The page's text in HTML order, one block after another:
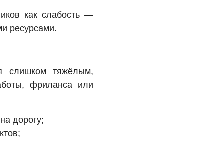
как слабость —
ресурсами.
слишком тяжёлым,
фриланса или
дорогу;